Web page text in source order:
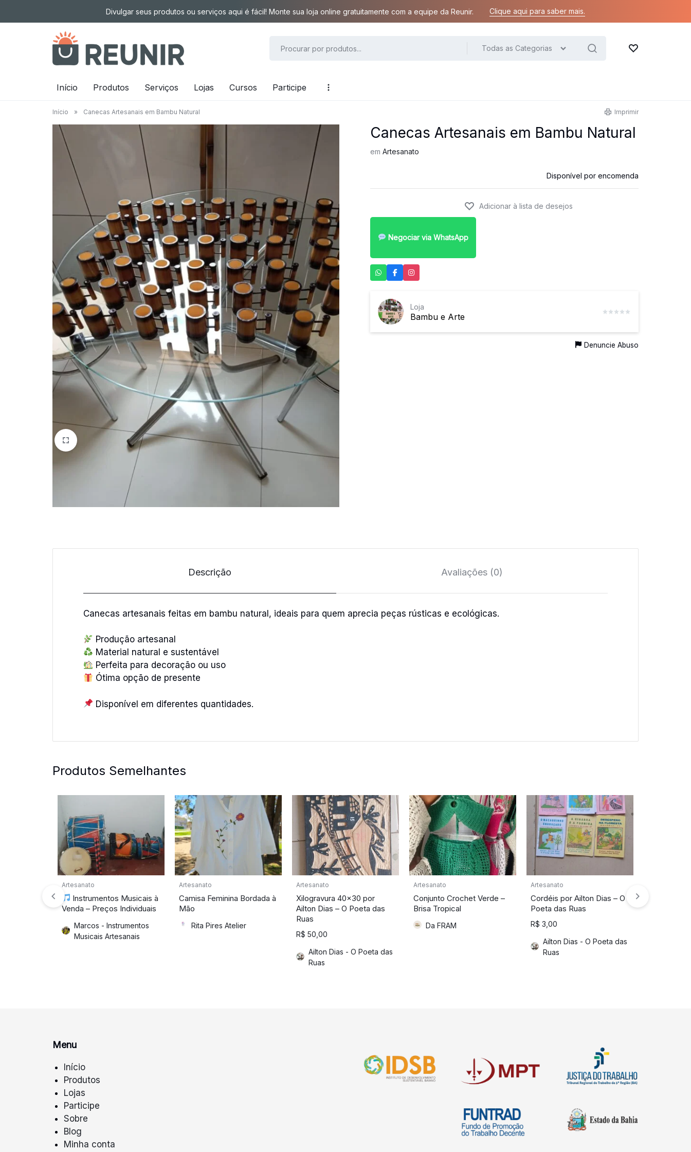
Divulgar seus produtos ou serviços aqui é fácil! Monte sua loja online gratuitamente com a equipe da Reunir. Clique aqui para saber mais.
tecnologia
oportunizando
trabalho
decente
para
quem
mais
precisa!
Todas as Categorias
Início Produtos Serviços Lojas Cursos Participe
Início » Canecas Artesanais em Bambu Natural Imprimir
Canecas Artesanais em Bambu Natural
emArtesanato
Disponível por encomenda
Negociar via WhatsApp
Bambu e Arte
Loja
Denuncie Abuso
Descrição Avaliações (0)
Canecas artesanais feitas em bambu natural, ideais para quem aprecia peças rústicas e ecológicas.
Produção artesanal
Material natural e sustentável
Perfeita para decoração ou uso
Ótima opção de presente
Disponível em diferentes quantidades.
Produtos Semelhantes
Artesanato
Instrumentos Musicais à
Venda – Preços Individuais
Marcos - Instrumentos
Musicais Artesanais
Artesanato
Camisa Feminina Bordada à
Mão
Rita Pires Atelier
Artesanato
Xilogravura 40×30 por
Ailton Dias – O Poeta das
Ruas
R$ 50,00
Ailton Dias - O Poeta das
Ruas
Artesanato
Conjunto Crochet Verde –
Brisa Tropical
Da FRAM
Artesanato
Cordéis por Ailton Dias – O
Poeta das Ruas
R$ 3,00
Ailton Dias - O Poeta das
Ruas
Menu
Início
Produtos
Lojas
Participe
Sobre
Blog
Minha conta